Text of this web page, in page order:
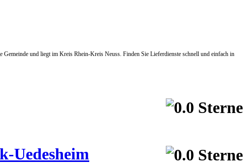
und liegt im Kreis Rhein-Kreis Neuss. Finden Sie Lieferdienste schnell und einfach in
Uedesheim